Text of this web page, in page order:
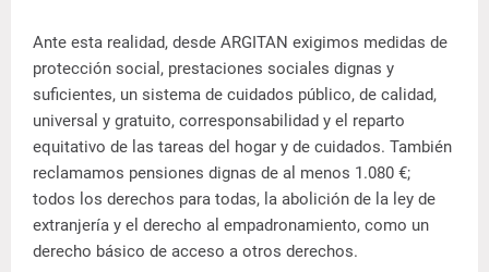
Ante esta realidad, desde ARGITAN exigimos medidas de
protección social, prestaciones sociales dignas y
suficientes, un sistema de cuidados público, de calidad,
universal y gratuito, corresponsabilidad y el reparto
equitativo de las tareas del hogar y de cuidados. También
reclamamos pensiones dignas de al menos 1.080 €;
todos los derechos para todas, la abolición de la ley de
extranjería y el derecho al empadronamiento, como un
derecho básico de acceso a otros derechos.